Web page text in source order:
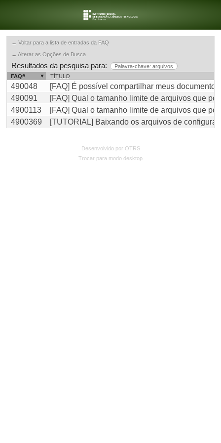
← Voltar para a lista de entradas da FAQ
← Alterar as Opções de Busca
Resultados da pesquisa para:
Palavra-chave: arquivos
FAQ#
TÍTULO
490048
[FAQ] É possível compartilhar meus
490091
[FAQ] Qual o tamanho limite de arquivos que
4900113
[FAQ] Qual o tamanho limite de arquivos que
4900369
[TUTORIAL] Baixando os arquivos de
Desenvolvido por OTRS
Trocar para modo desktop